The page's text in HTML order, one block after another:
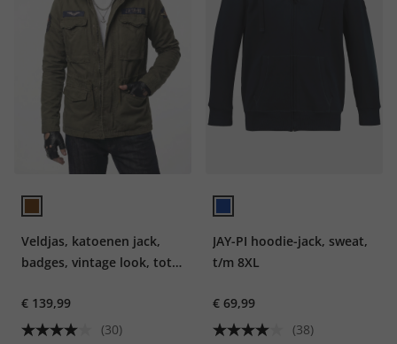
Veldjas, katoenen jack,
badges, vintage look, tot
€ 139,99
(30)
JAY-PI hoodie-jack, sweat,
t/m 8XL
€ 69,99
(38)